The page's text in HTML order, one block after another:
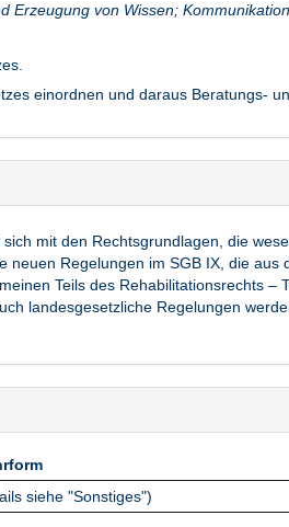
Erzeugung von Wissen;
einordnen und daraus Beratungs-
mit den Rechtsgrundlagen, die
neuen Regelungen im SGB IX, die
Teils des Rehabilitationsrechts –
landesgesetzliche Regelungen
siehe "Sonstiges")